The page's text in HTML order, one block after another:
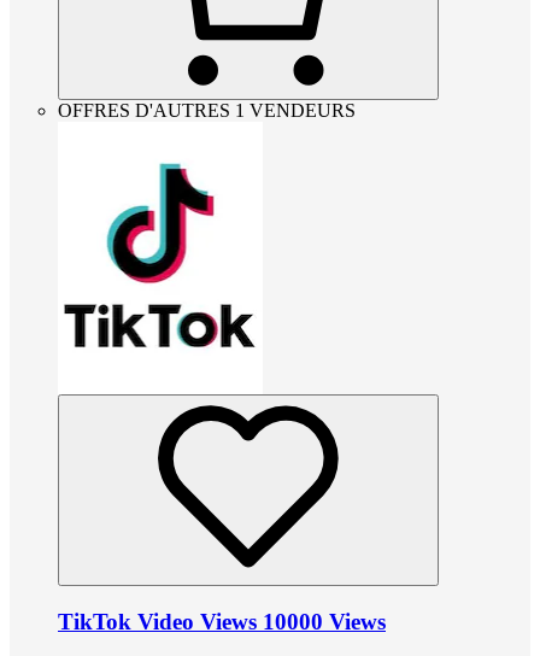
OFFRES D'AUTRES 1 VENDEURS
TikTok Video Views 10000 Views